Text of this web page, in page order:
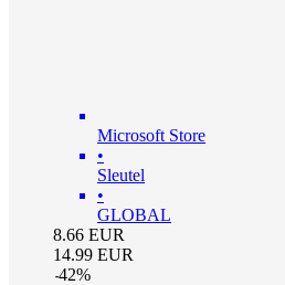
Microsoft Store
•
Sleutel
•
GLOBAL
8.66 EUR
14.99 EUR
-42%